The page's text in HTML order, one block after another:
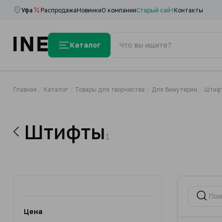
Уфа РаспродажаНовинкиО компанииСтарый сайтКонтакты
Каталог
Главная Каталог Товары для творчества Для бижутерии
Штифты 1
Цена